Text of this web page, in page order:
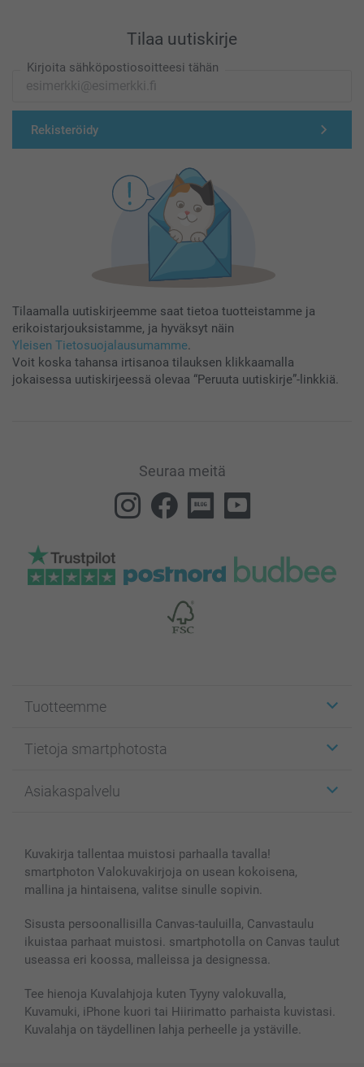
Tilaa uutiskirje
Kirjoita sähköpostiosoitteesi tähän
Rekisteröidy
Tilaamalla uutiskirjeemme saat tietoa tuotteistamme ja
erikoistarjouksistamme, ja hyväksyt näin
Yleisen Tietosuojalausumamme.
Voit koska tahansa irtisanoa tilauksen klikkaamalla
jokaisessa uutiskirjeessä olevaa “Peruuta uutiskirje”-linkkiä.
Seuraa meitä
Tuotteemme
Kuvakortit
Kuvakirjat
Kännykkä & Tabletti
MyNameBook
Valokuvakehykset & Lisätarvikkeet
Lahjakortti
Kaikki kuvatuotteet
Tietoja smartphotosta
Affiliate ohjelma
Sivukartta
Ehdot/takuut
Asiakaspalvelu
smartbonus
Hinnat & maksutavat
Kuvakirja tallentaa muistosi parhaalla tavalla!
smartphoton Valokuvakirjoja on usean kokoisena,
mallina ja hintaisena, valitse sinulle sopivin.
Sisusta persoonallisilla Canvas-tauluilla, Canvastaulu
ikuistaa parhaat muistosi. smartphotolla on Canvas taulut
useassa eri koossa, malleissa ja designessa.
Tee hienoja Kuvalahjoja kuten Tyyny valokuvalla,
Kuvamuki, iPhone kuori tai Hiirimatto parhaista kuvistasi.
Kuvalahja on täydellinen lahja perheelle ja ystäville.